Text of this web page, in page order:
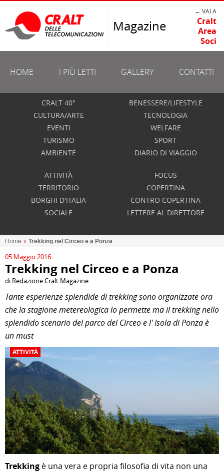
Magazine
← VAI A
Cralt
Area
Soci
HOME I PIÙ LETTI GALLERY CONTATTI
CRALT 40°
CULTURA/ARTE
EVENTI
TURISMO
AMBIENTE
BENESSERE/LIFESTYLE
TECNOLOGIA
WELFARE
SPORT
DIARIO DI VIAGGIO
ATTIVITÀ
TERRITORIO
BORGHI D'ITALIA
SOCIALE
FOCUS
COPERTINA
CONTRO COPERTINA
LETTERE AL DIRETTORE
Home Trekking nel Circeo e a Ponza
05 Maggio 2016
Trekking nel Circeo e a Ponza
di Redazione Cralt Magazine
Tante esperienze splendide di trekking sono organizzate ora
che la stagione metereologica lo permette ma il trekking nello
splendido scenario del parco del Circeo e l' Isola di Ponza è
un must
ATTIVITÀ
Trekking è una vera e propria filosofia di vita non una